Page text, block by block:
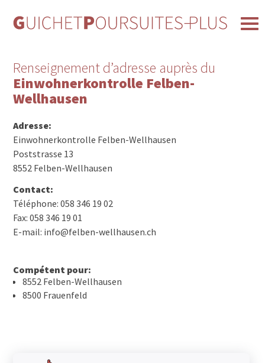
Renseignement d’adresse auprès du
Einwohnerkontrolle Felben-
Wellhausen
Adresse:
Einwohnerkontrolle Felben-Wellhausen
Poststrasse 13
8552 Felben-Wellhausen
Contact:
Téléphone: 058 346 19 02
Fax: 058 346 19 01
E-mail: info@felben-wellhausen.ch
Compétent pour:
8552 Felben-Wellhausen
8500 Frauenfeld